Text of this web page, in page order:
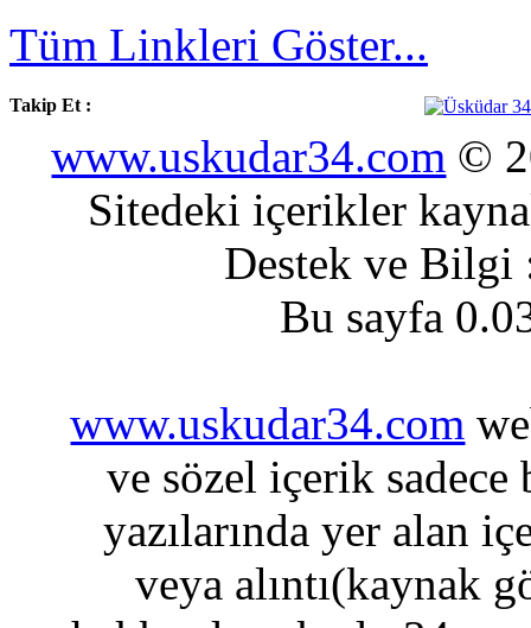
Tüm Linkleri Göster...
Takip Et :
www.uskudar34.com ©
Sitedeki içerikler
Destek ve
Bu sayfa
www.uskudar34.com
ve sözel içerik sadece
yazılarında yer alan
veya alıntı(kaynak